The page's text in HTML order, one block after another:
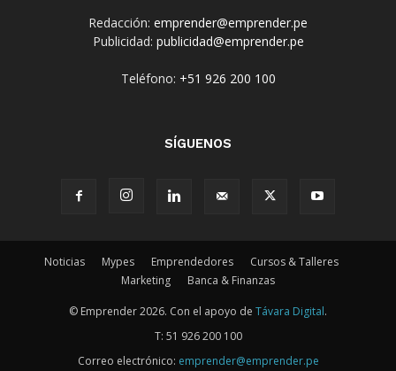
Redacción: emprender@emprender.pe
Publicidad: publicidad@emprender.pe
Teléfono: +51 926 200 100
SÍGUENOS
Noticias Mypes Emprendedores
Cursos & Talleres
Marketing
Banca & Finanzas
© Emprender 2026. Con el apoyo de Távara Digital.
T: 51 926 200 100
Correo electrónico: emprender@emprender.pe